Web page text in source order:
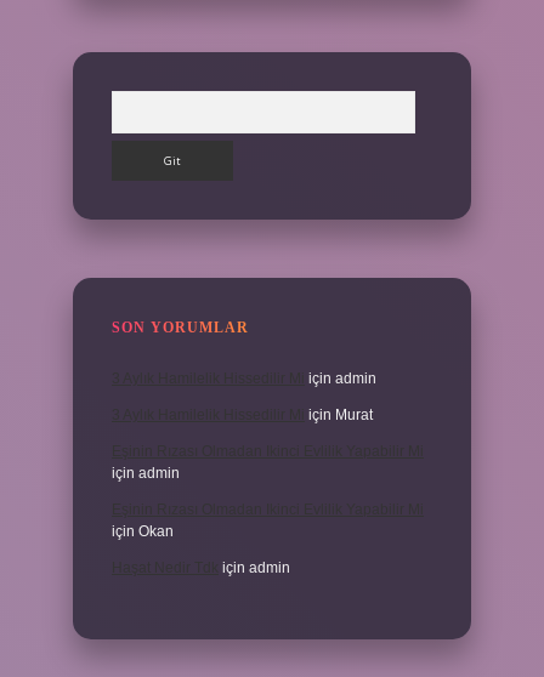
SON YORUMLAR
için admin
için Murat
için admin
için Okan
için admin